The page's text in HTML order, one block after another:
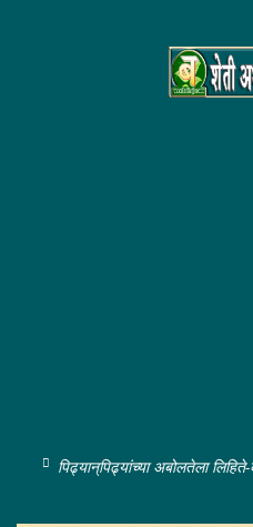
पिढ्यान्‌पिढ्यांच्या अबोलतेला